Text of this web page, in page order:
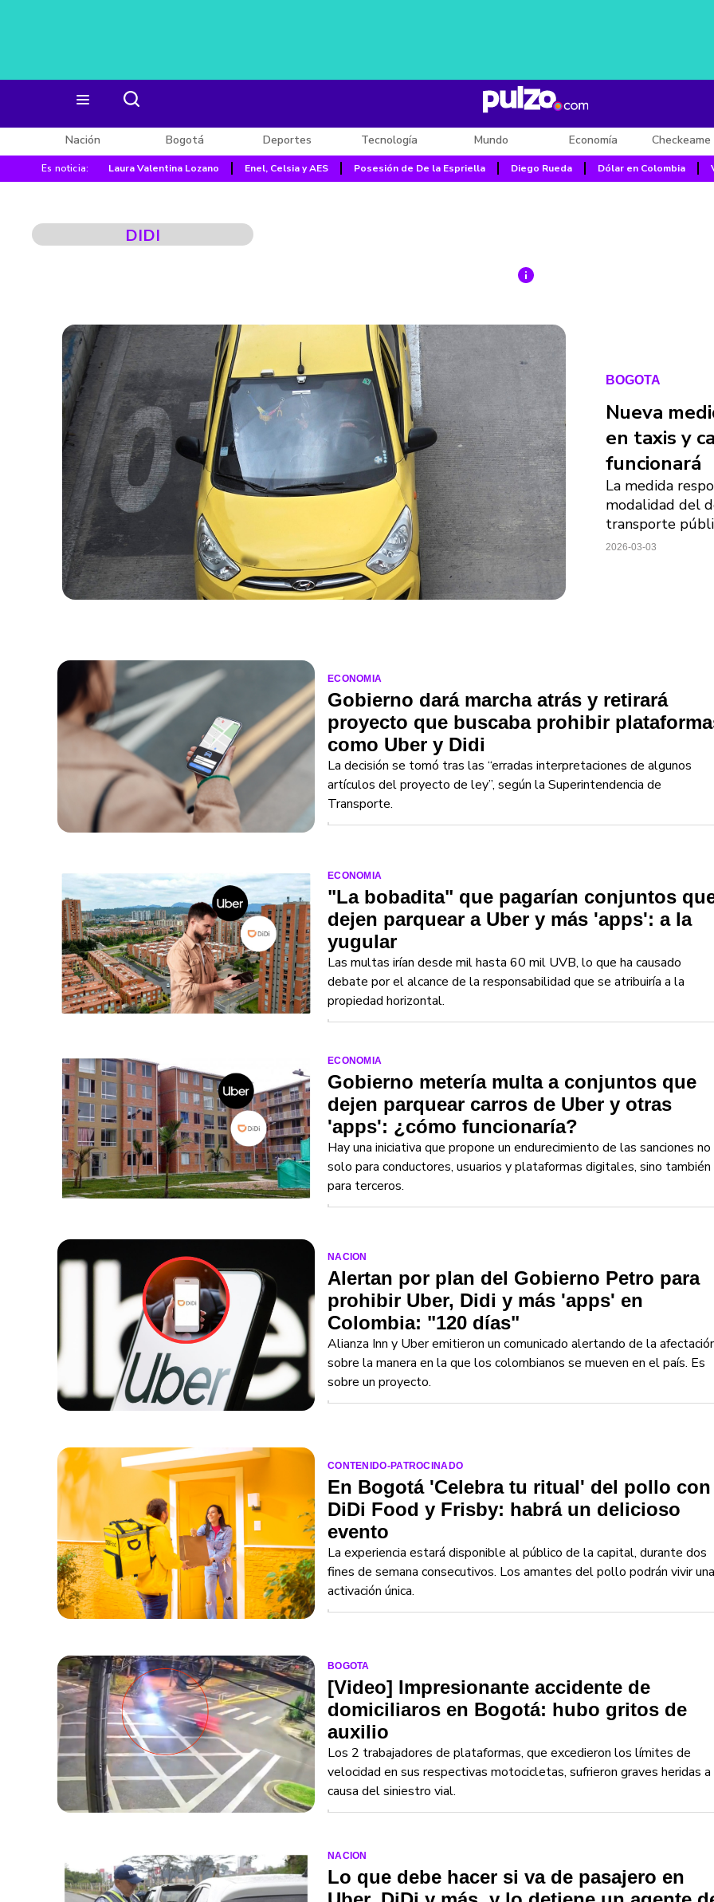
Nación Bogotá Deportes Tecnología Mundo Economía
Es noticia: Laura Valentina Lozano Enel, Celsia y AES Posesión de De la Espriella Diego Rueda Dólar en Colombia
DIDI
BOGOTA
Nueva
en taxis y
funcionará
La medida
modalidad del
transporte
2026-03-03
ECONOMIA
Gobierno dará marcha atrás y retirará
proyecto que buscaba prohibir
como Uber y Didi
La decisión se tomó tras las “erradas interpretaciones de algunos
artículos del proyecto de ley”, según la Superintendencia de
Transporte.
ECONOMIA
"La bobadita" que pagarían conjuntos
dejen parquear a Uber y más 'apps': a la
yugular
Las multas irían desde mil hasta 60 mil UVB, lo que ha causado
debate por el alcance de la responsabilidad que se atribuiría a la
propiedad horizontal.
ECONOMIA
Gobierno metería multa a conjuntos que
dejen parquear carros de Uber y otras
'apps': ¿cómo funcionaría?
Hay una iniciativa que propone un endurecimiento de las sanciones no
solo para conductores, usuarios y plataformas digitales, sino también
para terceros.
NACION
Alertan por plan del Gobierno Petro para
prohibir Uber, Didi y más 'apps' en
Colombia: "120 días"
Alianza Inn y Uber emitieron un comunicado alertando de la
sobre la manera en la que los colombianos se mueven en el país. Es
sobre un proyecto.
CONTENIDO-PATROCINADO
En Bogotá 'Celebra tu ritual' del pollo con
DiDi Food y Frisby: habrá un delicioso
evento
La experiencia estará disponible al público de la capital, durante dos
fines de semana consecutivos. Los amantes del pollo podrán vivir una
activación única.
BOGOTA
[Video] Impresionante accidente de
domiciliaros en Bogotá: hubo gritos de
auxilio
Los 2 trabajadores de plataformas, que excedieron los límites de
velocidad en sus respectivas motocicletas, sufrieron graves heridas a
causa del siniestro vial.
NACION
Lo que debe hacer si va de pasajero en